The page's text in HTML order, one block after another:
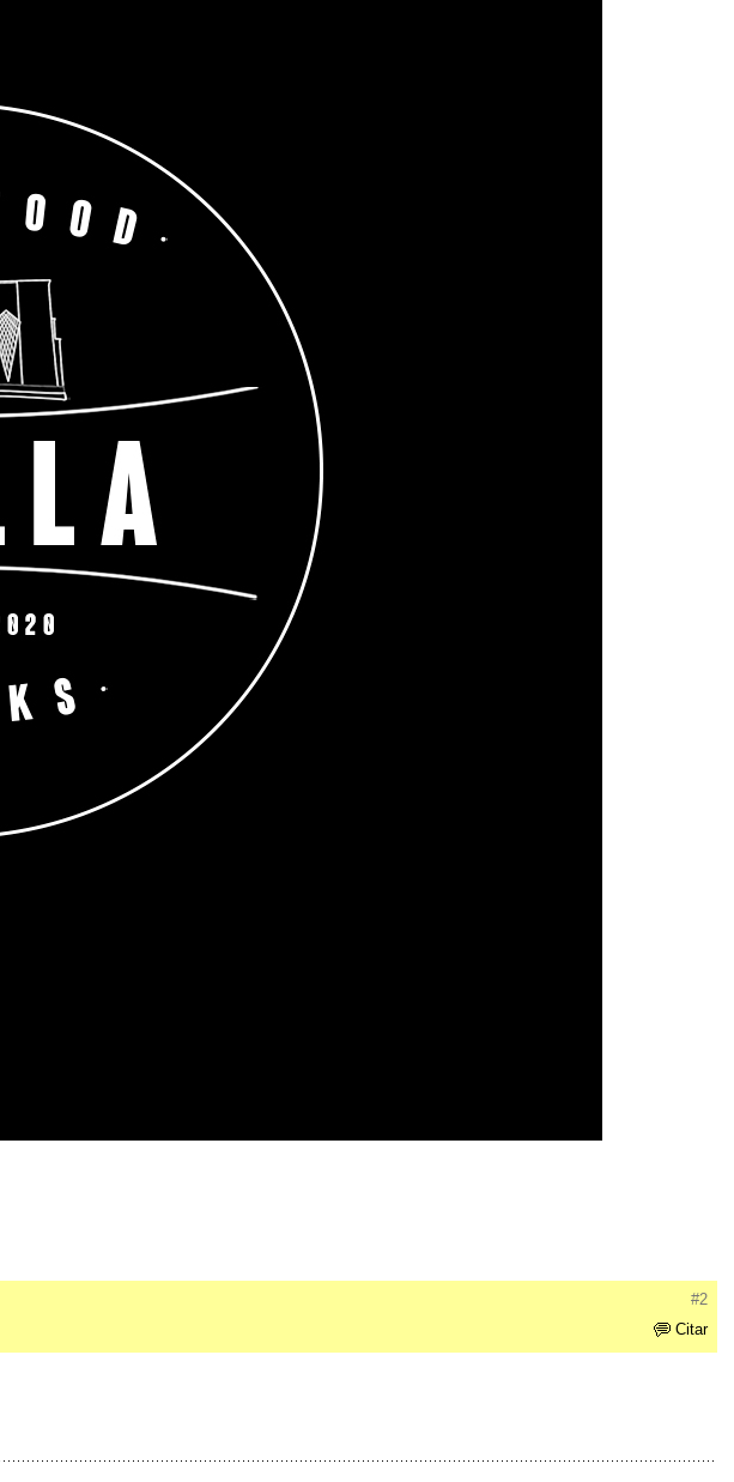
#2
Citar